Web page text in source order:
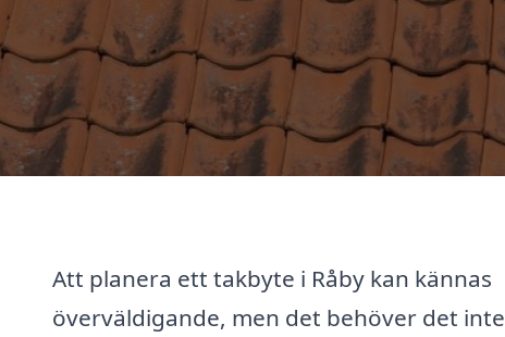
Att planera ett takbyte i Råby kan kännas
överväldigande, men det behöver det inte